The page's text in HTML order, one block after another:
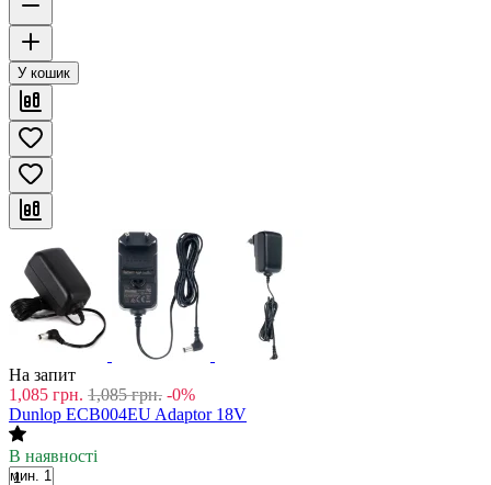
У кошик
На запит
1,085 грн. 1,085 грн. -0%
Dunlop ECB004EU Adaptor 18V
В наявності
мин. 1